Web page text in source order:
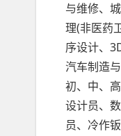
与维修、
理(非医药
序设计、
汽车制造
初、中、
设计员、
员、冷作